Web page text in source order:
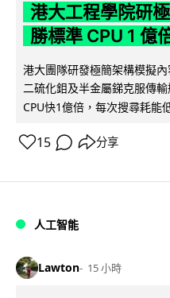
港大工程學院研
勝標準 CPU 1 億
港大團隊研發極簡架構模擬
二硫化鉬及半金屬銻克服傳
CPU快1億倍，每次搜尋耗能
15 分享
人工智能
Lawton 15 小時